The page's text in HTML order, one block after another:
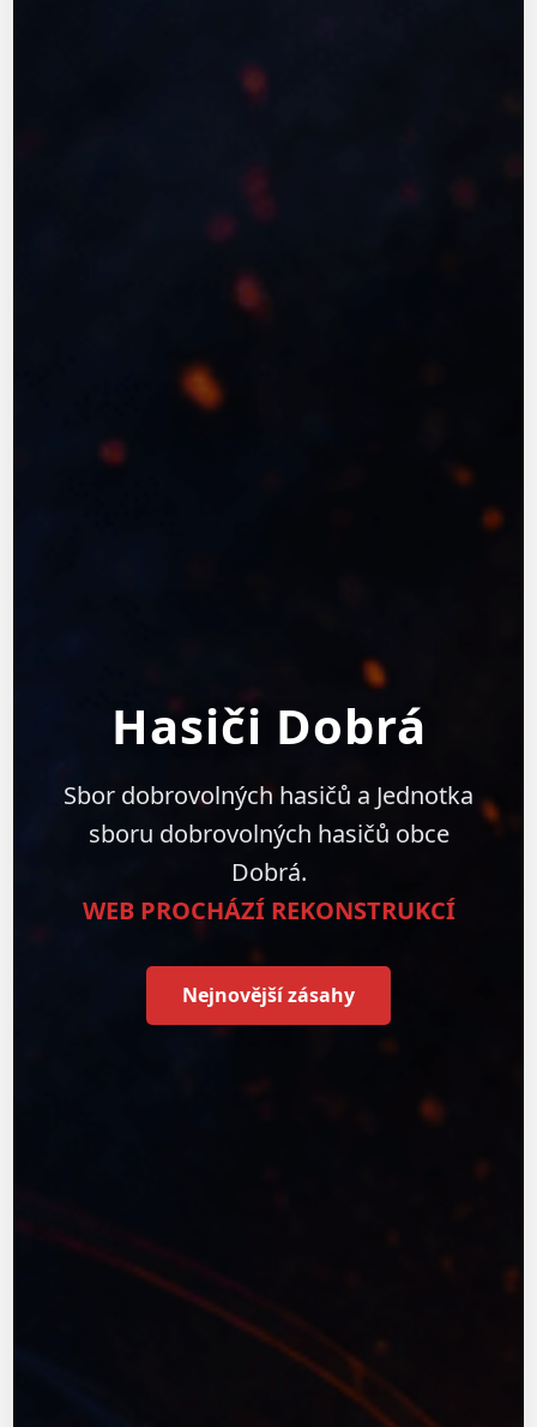
Hasiči Dobrá
Sbor dobrovolných hasičů a Jednotka
sboru dobrovolných hasičů obce
Dobrá.
WEB PROCHÁZÍ REKONSTRUKCÍ
Nejnovější zásahy